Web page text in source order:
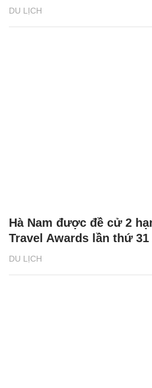
DU LỊCH
DU LỊCH
Hà Nam được đề cử 2
Travel Awards lần thứ 31